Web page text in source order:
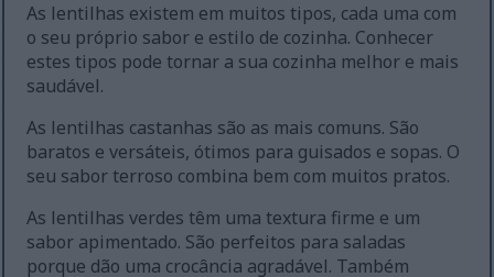
As lentilhas existem em muitos tipos, cada uma com
o seu próprio sabor e estilo de cozinha. Conhecer
estes tipos pode tornar a sua cozinha melhor e mais
saudável.
As lentilhas castanhas são as mais comuns. São
baratos e versáteis, ótimos para guisados e sopas. O
seu sabor terroso combina bem com muitos pratos.
As lentilhas verdes têm uma textura firme e um
sabor apimentado. São perfeitos para saladas
porque dão uma crocância agradável. Também